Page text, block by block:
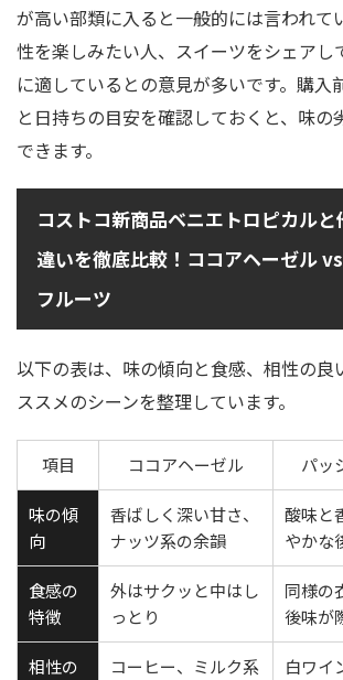
が高い部類に入ると一般的には言われて
性を楽しみたい人、スイーツをシェアし
に適しているとの意見が多いです。購入
と日持ちの目安を確認しておくと、味の
できます。
コストコ新商品ベニエトロピカル
違いを徹底比較！ココアヘーゼル
フルーツ
以下の表は、味の傾向と食感、相性の良
ススメのシーンを整理しています。
項目 ココアヘーゼル パッ
味の傾
向
香ばしく深い甘さ、
ナッツ系の余韻
酸味と
やかな
食感の
特徴
外はサクッと中はし
っとり
同様の
後味が
相性の
コーヒー、ミルク系
白ワイ